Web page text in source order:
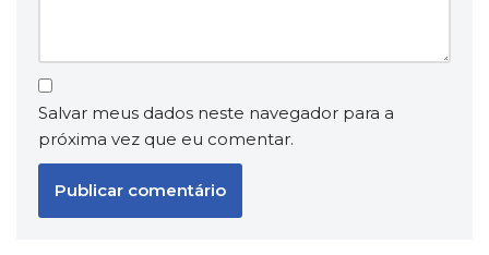
Salvar meus dados neste navegador para a
próxima vez que eu comentar.